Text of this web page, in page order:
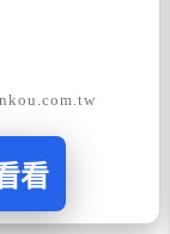
看